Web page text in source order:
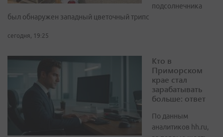
подсолнечника
был обнаружен западный цветочный трипс
сегодня, 19:25
Кто в
Приморском
крае стал
зарабатывать
больше: ответ
По данным
аналитиков hh.ru,